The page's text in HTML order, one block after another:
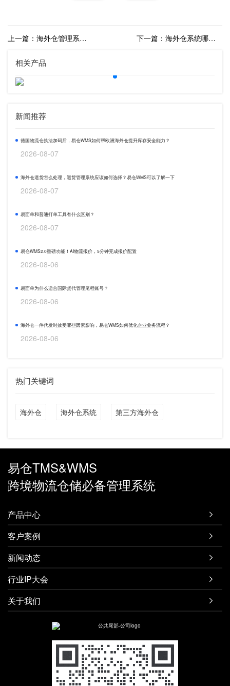
上一篇：海外仓管理系统哪家好？海外仓系统和国内仓系统一样吗？ 下一篇：海外仓系统哪家好，海外仓系统价格多少？
相关产品
新闻推荐
德国物流仓执法加码后，易仓WMS如何帮欧洲海外仓提升库存安全能力？
2026-08-07
海外仓退货怎么处理，退货管理系统应该如何选择？易仓WMS可以了解一下
2026-08-07
易面单和普通打单工具有什么区别？
2026-08-07
易仓WMS2.0重磅功能！AI物流报价，5分钟完成报价配置
2026-08-06
易面单为什么适合国际货代管理尾程账号？
2026-08-06
海外仓一件代发时效受哪些因素影响，易仓WMS如何优化企业业务流程？
2026-08-06
热门关键词
海外仓 海外仓系统 第三方海外仓
易仓TMS&WMS
跨境物流仓储必备管理系统
产品中心 
客户案例 
新闻动态 
行业IP大会 
关于我们 